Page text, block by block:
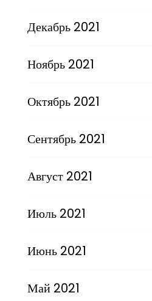
Декабрь 2021
Ноябрь 2021
Октябрь 2021
Сентябрь 2021
Август 2021
Июль 2021
Июнь 2021
Май 2021